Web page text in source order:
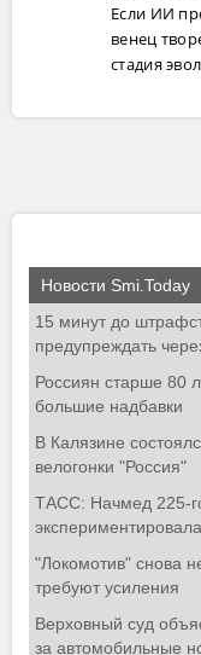
Если ИИ
венец
стадия